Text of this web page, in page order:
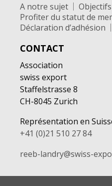
A notre sujet
Objectifs
Profiter du statut de
Déclaration d’adhésion
CONTACT
Association
swiss export
Staffelstrasse 8
CH-8045 Zurich
Représentation en
+41 (0)21 510 27 84
reeb-landry@swiss-